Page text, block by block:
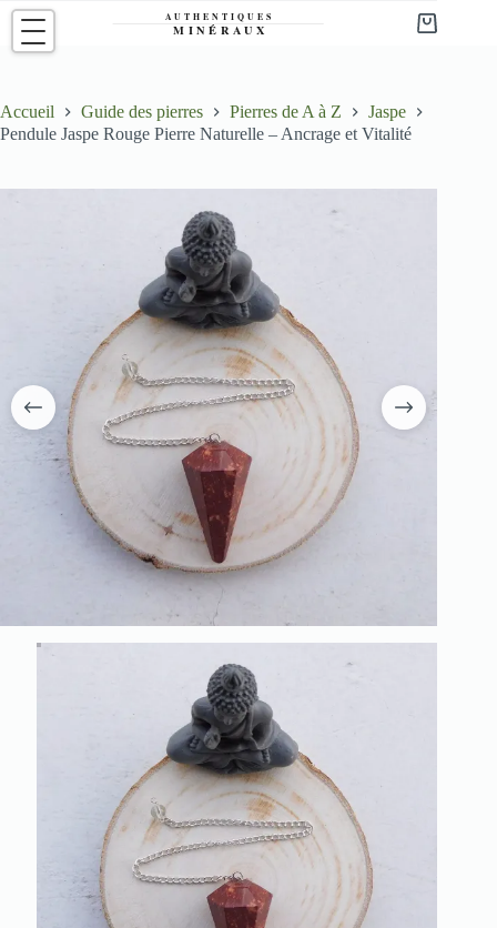
Passer
contenu
Panier
Accueil Guide des pierres Pierres de A à Z
Jaspe
Pendule Jaspe Rouge Pierre Naturelle – Ancrage et Vitalité